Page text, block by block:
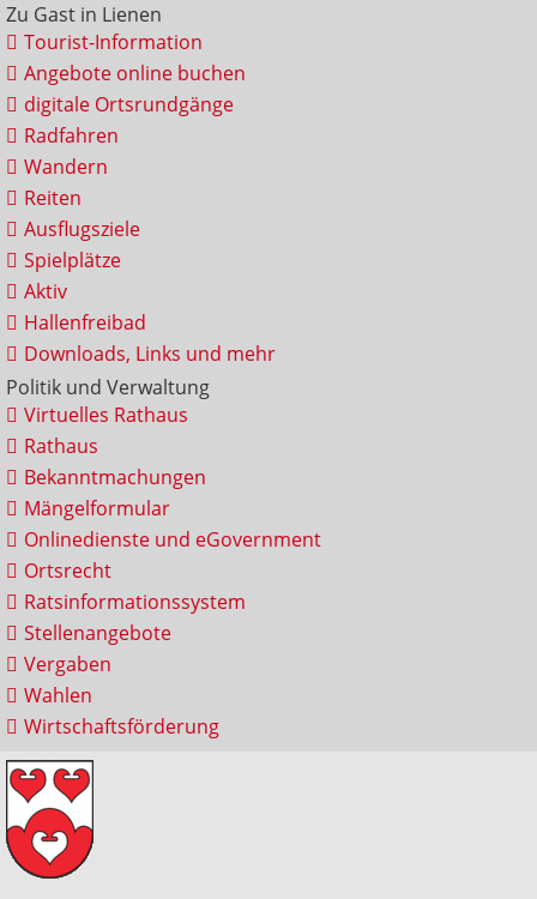
Zu Gast in Lienen
Tourist-Information
Angebote online buchen
digitale Ortsrundgänge
Radfahren
Wandern
Reiten
Ausflugsziele
Spielplätze
Aktiv
Hallenfreibad
Downloads, Links und mehr
Politik und Verwaltung
Virtuelles Rathaus
Rathaus
Bekanntmachungen
Mängelformular
Onlinedienste und eGovernment
Ortsrecht
Ratsinformationssystem
Stellenangebote
Vergaben
Wahlen
Wirtschaftsförderung